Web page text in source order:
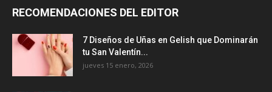
RECOMENDACIONES DEL EDITOR
7 Diseños de Uñas en Gelish que Dominarán
tu San Valentín...
jueves 15 enero, 2026